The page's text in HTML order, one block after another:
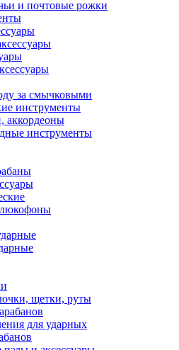
и почтовые рожки
за смычковыми
инструменты
аккордеоны
инструменты
щетки, руты
для ударных